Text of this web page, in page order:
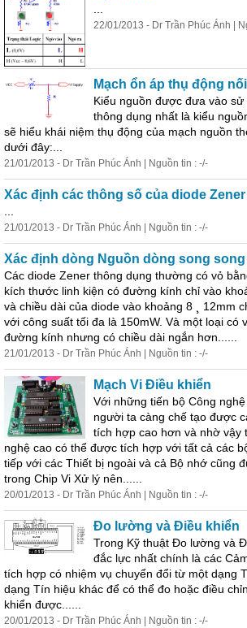
22/01/2013 - Dr Trần Phúc Ánh |
Mạch ổn áp thụ động
Kiểu nguồn được đưa vào sử
thông dụng nhất là kiểu
sẽ hiểu khái niệm thụ động của mạch nguồn
dưới đây:...
21/01/2013 - Dr Trần Phúc Ánh | Nguồn tin : -/-
Xác định các thông số của diode Zener
21/01/2013 - Dr Trần Phúc Ánh | Nguồn tin : -/-
Xác định dòng Nguồn dòng song song
Các diode Zener thông dụng thường có vỏ
kích thước linh kiện có đường kính chỉ vào
và chiều dài của diode vào khoảng 8 ¸ 12mm
với công suất tối đa là 150mW. Và một loại có
đường kính nhưng có chiều dài ngắn hơn......
21/01/2013 - Dr Trần Phúc Ánh | Nguồn tin : -/-
Mạch Vi Điều khiển
Với những tiến bộ Công
người ta càng chế tạo được
tích hợp cao hơn và nhờ vậy
nghệ cao có thể được tích hợp với tất cả các
tiếp với các Thiết bị ngoài và cả Bộ nhớ cũng
trong Chip Vi Xử lý nên......
20/01/2013 - Dr Trần Phúc Ánh | Nguồn tin : -/-
Đo lường và Điều khiển
Trong Kỹ thuật Đo lường và
đắc lực nhất chính là các
tích hợp có nhiệm vụ chuyển đổi từ một dạng
dạng Tín hiệu khác để có thể đo hoặc điều
khiển được......
20/01/2013 - Dr Trần Phúc Ánh | Nguồn tin : -/-